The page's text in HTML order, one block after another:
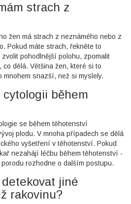
strach z
žen má strach z neznámého nebo z
Pokud máte strach, řekněte to
zvolit pohodlnější polohu, zpomalit
dělá. Většina žen, které si to
mnohem snazší, než si myslely.
během
se během těhotenství
plodu. V mnoha případech se dělá
vyšetření v těhotenství. Pokud
nezahájí léčbu během těhotenství -
rozhodne o dalším postupu.
jiné
rakovinu?